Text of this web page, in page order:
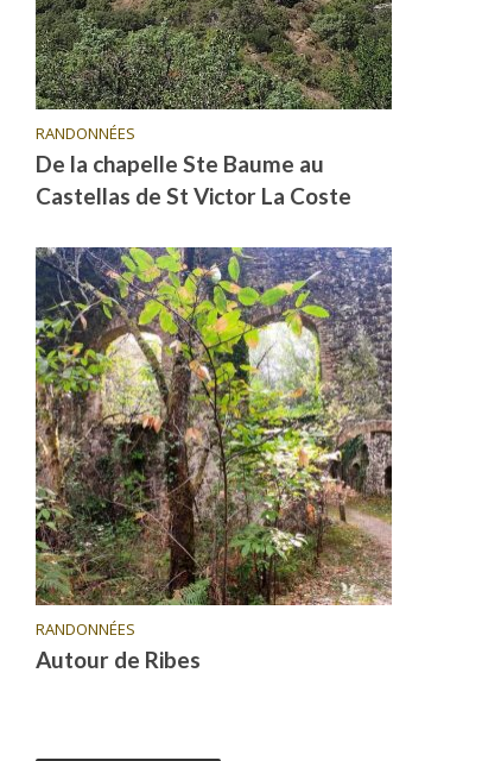
RANDONNÉES
De la chapelle Ste Baume au
Castellas de St Victor La Coste
RANDONNÉES
Autour de Ribes